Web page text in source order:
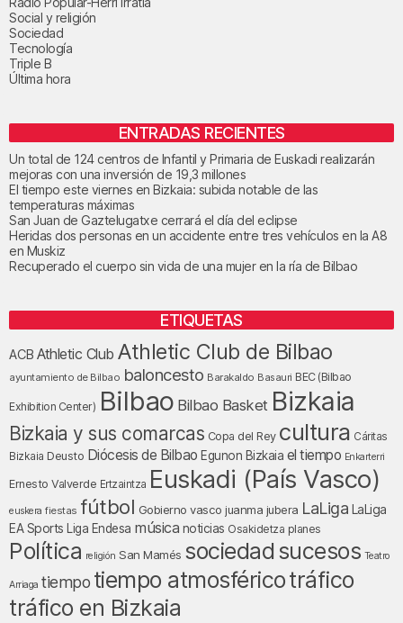
Social y religión
Sociedad
Tecnología
Triple B
Última hora
ENTRADAS RECIENTES
Un total de 124 centros de Infantil y Primaria de Euskadi realizarán
mejoras con una inversión de 19,3 millones
El tiempo este viernes en Bizkaia: subida notable de las
temperaturas máximas
San Juan de Gaztelugatxe cerrará el día del eclipse
Heridas dos personas en un accidente entre tres vehículos en la A8
en Muskiz
Recuperado el cuerpo sin vida de una mujer en la ría de Bilbao
ETIQUETAS
ACB Athletic Club Athletic Club de Bilbao
ayuntamiento de Bilbao baloncesto Barakaldo Basauri BEC (Bilbao
Exhibition Center) Bilbao Bilbao Basket Bizkaia
Bizkaia y sus comarcas Copa del Rey cultura Cáritas
Bizkaia Deusto Diócesis de Bilbao Egunon Bizkaia el tiempo Enkarterri
Ernesto Valverde Ertzaintza Euskadi (País Vasco)
euskera fiestas fútbol Gobierno vasco juanma jubera LaLiga LaLiga
EA Sports Liga Endesa música noticias Osakidetza planes
Política religión San Mamés sociedad sucesos Teatro
Arriaga tiempo tiempo atmosféricotráfico
tráfico en Bizkaia